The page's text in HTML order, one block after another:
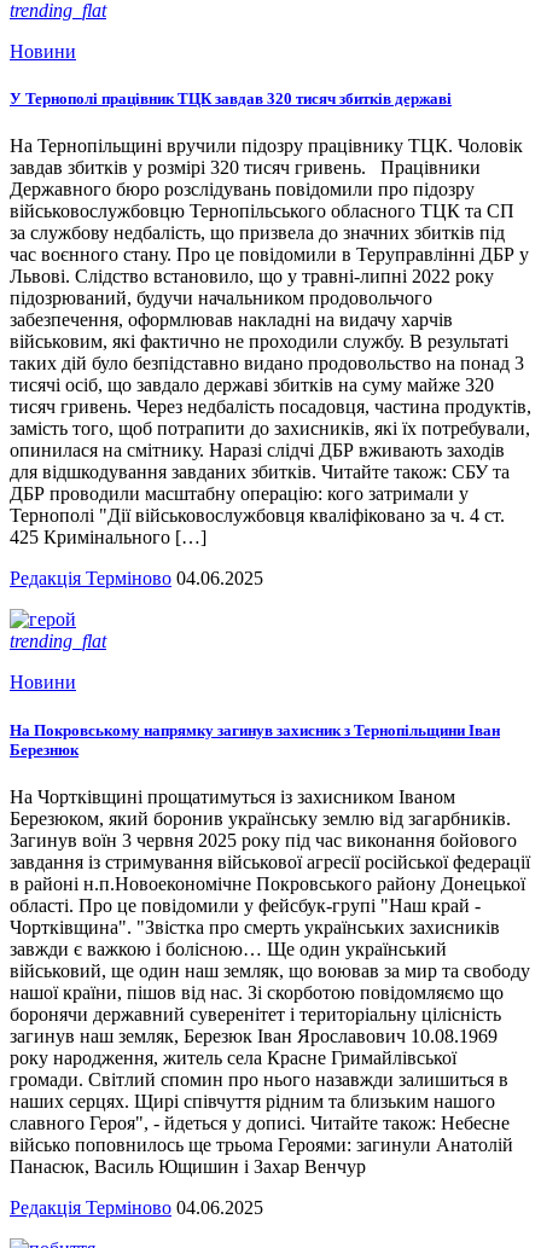
trending_flat
Новини
У Тернополі працівник ТЦК завдав 320 тисяч збитків державі
На Тернопільщині вручили підозру працівнику ТЦК. Чоловік
завдав збитків у розмірі 320 тисяч гривень. Працівники
Державного бюро розслідувань повідомили про підозру
військовослужбовцю Тернопільського обласного ТЦК та СП
за службову недбалість, що призвела до значних збитків під
час воєнного стану. Про це повідомили в Теруправлінні ДБР у
Львові. Слідство встановило, що у травні-липні 2022 року
підозрюваний, будучи начальником продовольчого
забезпечення, оформлював накладні на видачу харчів
військовим, які фактично не проходили службу. В результаті
таких дій було безпідставно видано продовольство на понад 3
тисячі осіб, що завдало державі збитків на суму майже 320
тисяч гривень. Через недбалість посадовця, частина продуктів,
замість того, щоб потрапити до захисників, які їх потребували,
опинилася на смітнику. Наразі слідчі ДБР вживають заходів
для відшкодування завданих збитків. Читайте також: СБУ та
ДБР проводили масштабну операцію: кого затримали у
Тернополі "Дії військовослужбовця кваліфіковано за ч. 4 ст.
425 Кримінального […]
Редакція Терміново 04.06.2025
trending_flat
Новини
На Покровському напрямку загинув захисник з Тернопільщини Іван
Березнюк
На Чортківщині прощатимуться із захисником Іваном
Березюком, який боронив українську землю від загарбників.
Загинув воїн 3 червня 2025 року під час виконання бойового
завдання із стримування військової агресії російської федерації
в районі н.п.Новоекономічне Покровського району Донецької
області. Про це повідомили у фейсбук-групі "Наш край -
Чортківщина". "Звістка про смерть українських захисників
завжди є важкою і болісною… Ще один український
військовий, ще один наш земляк, що воював за мир та свободу
нашої країни, пішов від нас. Зі скорботою повідомляємо що
боронячи державний суверенітет і територіальну цілісність
загинув наш земляк, Березюк Іван Ярославович 10.08.1969
року народження, житель села Красне Гримайлівської
громади. Світлий спомин про нього назавжди залишиться в
наших серцях. Щирі співчуття рідним та близьким нашого
славного Героя", - йдеться у дописі. Читайте також: Небесне
військо поповнилось ще трьома Героями: загинули Анатолій
Панасюк, Василь Ющишин і Захар Венчур
Редакція Терміново 04.06.2025